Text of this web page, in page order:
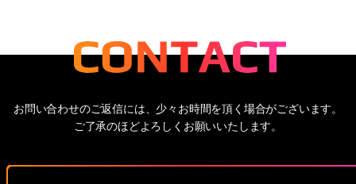
お問い合わせのご返信には、少々お時間を頂く場合がございます。
ご了承のほどよろしくお願いいたします。